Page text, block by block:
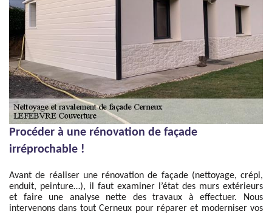
Procéder à une rénovation de façade
irréprochable !
Avant de réaliser une rénovation de façade (nettoyage, crépi,
enduit, peinture…), il faut examiner l’état des murs extérieurs
et faire une analyse nette des travaux à effectuer. Nous
intervenons dans tout Cerneux pour réparer et moderniser vos